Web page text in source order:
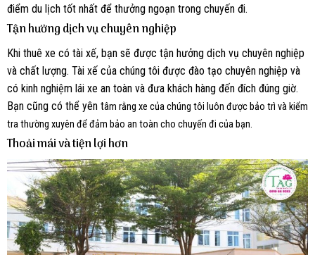
điểm du lịch tốt nhất để thưởng ngoạn trong chuyến đi.
Tận hưởng dịch vụ chuyên nghiệp
Khi thuê xe có tài xế, bạn sẽ được tận hưởng dịch vụ chuyên nghiệp
và chất lượng. Tài xế của chúng tôi được đào tạo chuyên nghiệp và
có kinh nghiệm lái xe an toàn và đưa khách hàng đến đích đúng giờ.
Bạn cũng có thể yên tâm rằng xe của chúng tôi luôn được bảo trì và kiểm
tra thường xuyên để đảm bảo an toàn cho chuyến đi của bạn.
Thoải mái và tiện lợi hơn